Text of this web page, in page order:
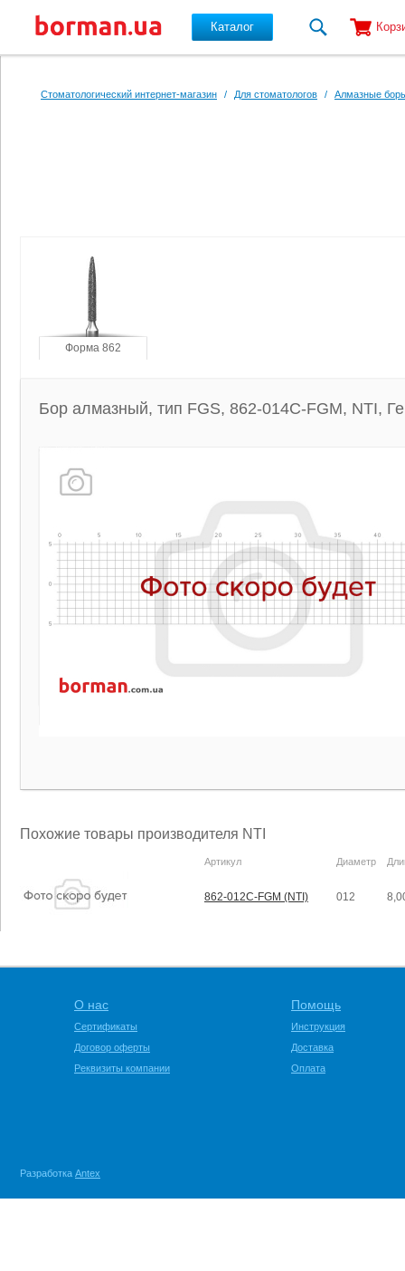
Каталог
Стоматологический интернет-магазин / Для стоматологов / Алмазные
Форма 862
Бор алмазный, тип FGS, 862-014C-FGM, NTI,
Похожие товары производителя NTI
Артикул Диаметр
862-012C-FGM (NTI) 012
О нас
Сертификаты
Договор оферты
Реквизиты компании
Помощь
Инструкция
Доставка
Оплата
Разработка Antex